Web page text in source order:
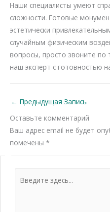
Наши специалисты умеют
сложности. Готовые
эстетически
случайным физическим
вопросы, просто звоните по
наш эксперт с готовностью
← Предыдущая Запись
Оставьте комментарий
Ваш адрес email не будет
помечены *
здесь...